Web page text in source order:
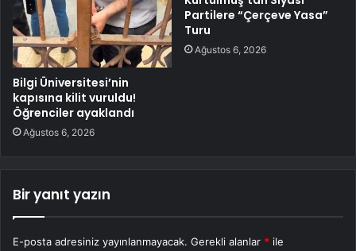
Bilgi Üniversitesi’nin
kapısına kilit vuruldu!
Öğrenciler ayaklandı
Ağustos 6, 2026
Partilere “Çerçeve Yasa”
Turu
Ağustos 6, 2026
Bir yanıt yazın
E-posta adresiniz yayınlanmayacak. Gerekli alanlar * ile